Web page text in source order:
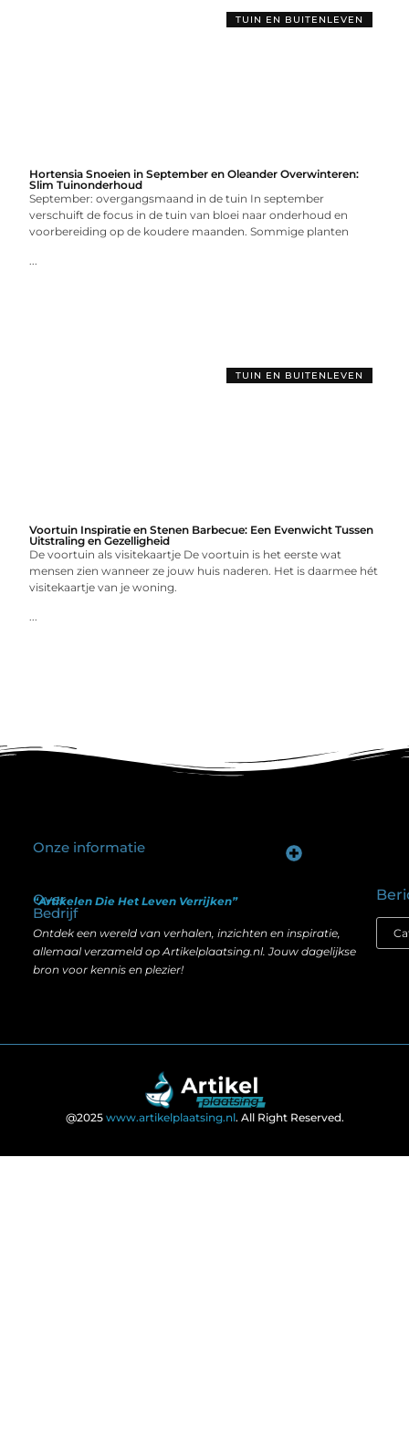
TUIN EN BUITENLEVEN
Hortensia Snoeien in September en Oleander Overwinteren:
Slim Tuinonderhoud
September: overgangsmaand in de tuin In september
verschuift de focus in de tuin van bloei naar onderhoud en
voorbereiding op de koudere maanden. Sommige planten
...
TUIN EN BUITENLEVEN
Voortuin Inspiratie en Stenen Barbecue: Een Evenwicht Tussen
Uitstraling en Gezelligheid
De voortuin als visitekaartje De voortuin is het eerste wat
mensen zien wanneer ze jouw huis naderen. Het is daarmee hét
visitekaartje van je woning.
...
Over
Bedrijf
“Artikelen Die Het Leven Verrijken”
Ontdek een wereld van verhalen, inzichten en inspiratie,
allemaal verzameld op Artikelplaatsing.nl. Jouw dagelijkse
bron voor kennis en plezier!
Onze informatie
@2025 www.artikelplaatsing.nl. All Right Reserved.